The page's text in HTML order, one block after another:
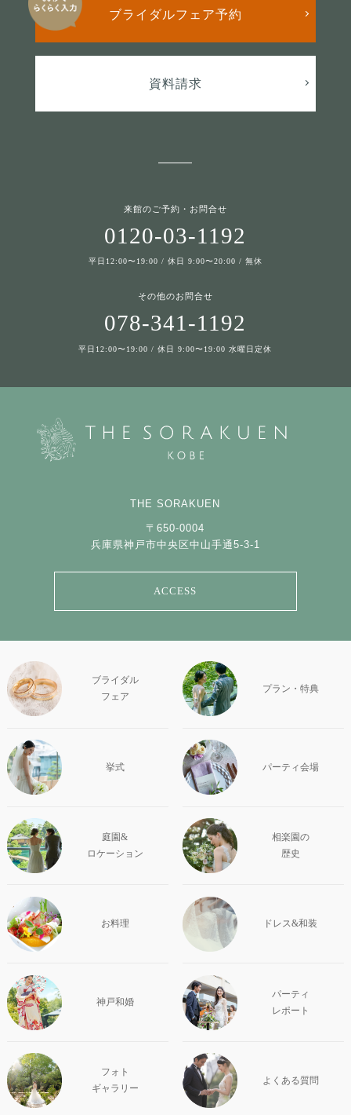
ブライダルフェア予約
資料請求
来館のご予約・お問合せ
0120-03-1192
平日12:00〜19:00 / 休日 9:00〜20:00 / 無休
その他のお問合せ
078-341-1192
平日12:00〜19:00 / 休日 9:00〜19:00 水曜日定休
THE SORAKUEN
〒650-0004
兵庫県神戸市中央区中山手通5-3-1
ACCESS
ブライダル
フェア
プラン・特典
挙式 パーティ会場
庭園&
ロケーション
相楽園の
歴史
お料理 ドレス&和装
神戸和婚
パーティ
レポート
フォト
ギャラリー
よくある質問